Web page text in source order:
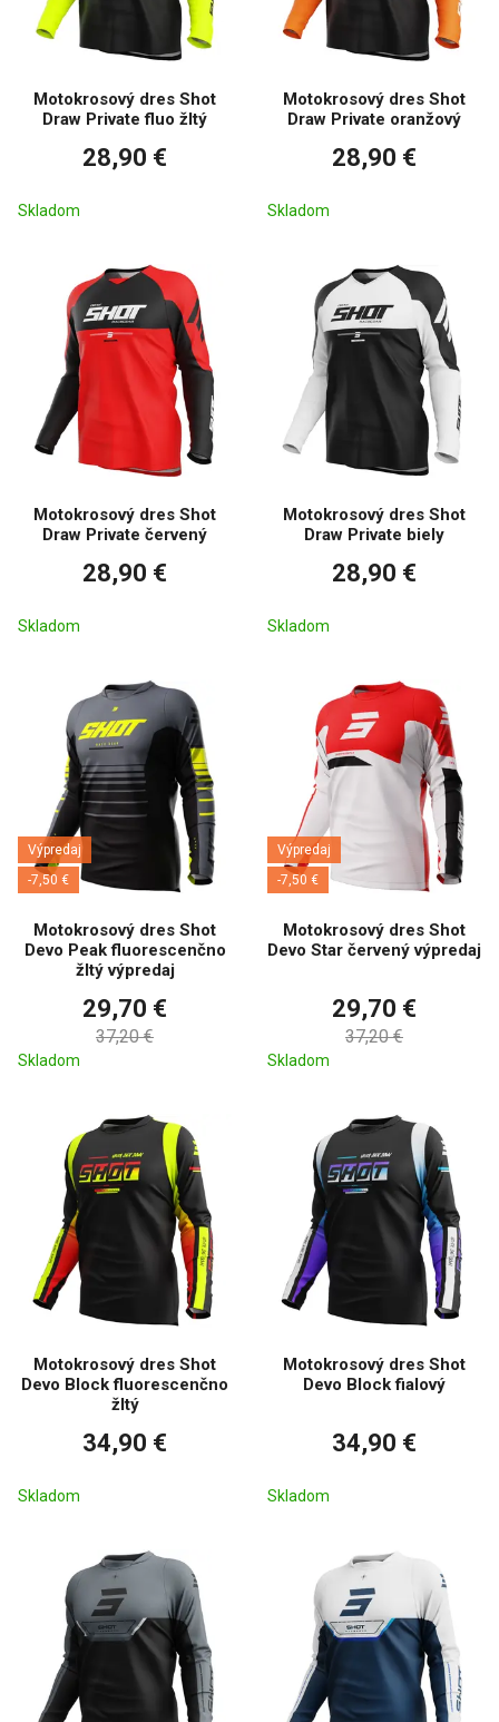
Motokrosový dres Shot
Draw Private fluo žltý
28,90 €
Skladom
Motokrosový dres Shot
Draw Private oranžový
28,90 €
Skladom
Motokrosový dres Shot
Draw Private červený
28,90 €
Skladom
Motokrosový dres Shot
Draw Private biely
28,90 €
Skladom
Výpredaj
-7,50 €
Motokrosový dres Shot
Devo Peak fluorescenčno
žltý výpredaj
29,70 €
37,20 €
Skladom
Výpredaj
-7,50 €
Motokrosový dres Shot
Devo Star červený výpredaj
29,70 €
37,20 €
Skladom
Motokrosový dres Shot
Devo Block fluorescenčno
žltý
34,90 €
Skladom
Motokrosový dres Shot
Devo Block fialový
34,90 €
Skladom